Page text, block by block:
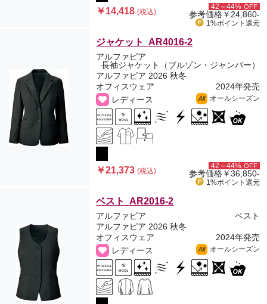
￥14,418(税込)
42～44% OFF
参考価格￥24,860-
1%ポイント 還元
ジャケット AR4016-2
アルファピア
長袖ジャケット（ブルゾン・ジャンパー）
アルファピア 2026 秋冬
オフィスウェア
2024年発売
レディース
All オールシーズン
￥21,373(税込)
42～44% OFF
参考価格￥36,850-
1%ポイント 還元
ベスト AR2016-2
アルファピア
ベスト
アルファピア 2026 秋冬
オフィスウェア
2024年発売
レディース
All オールシーズン